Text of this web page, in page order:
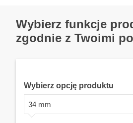
Wybierz funkcje
zgodnie z Twoimi
Wybierz opcję produktu
34 mm